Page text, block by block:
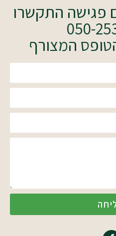
פגישה התקשרו
050-
המצורף